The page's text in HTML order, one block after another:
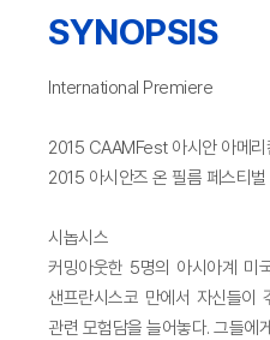
SYNOPSIS
International Premiere
2015 CAAMFest 아시안 아메리
2015 아시안즈 온 필름 페스티벌
시놉시스
커밍아웃한 5명의 아시아계 미
샌프란시스코 만에서 자신들이
관련 모험담을 늘어놓다. 그들에